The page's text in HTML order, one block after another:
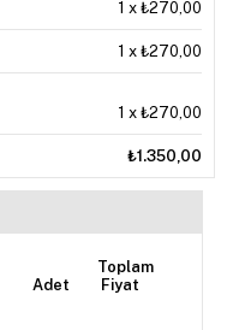
1 x ₺270,00
1 x ₺270,00
1 x ₺270,00
₺1.350,00
Adet
Toplam
Fiyat